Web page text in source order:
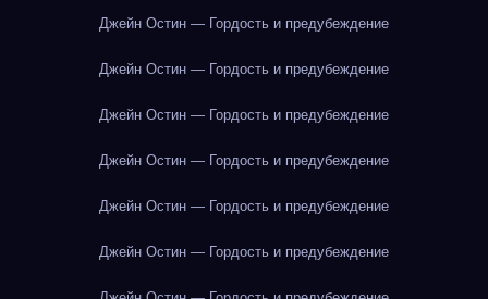
Джейн Остин — Гордость и предубеждение
Джейн Остин — Гордость и предубеждение
Джейн Остин — Гордость и предубеждение
Джейн Остин — Гордость и предубеждение
Джейн Остин — Гордость и предубеждение
Джейн Остин — Гордость и предубеждение